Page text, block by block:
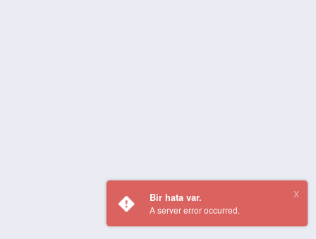
Bir hata var.
A server error occurred.